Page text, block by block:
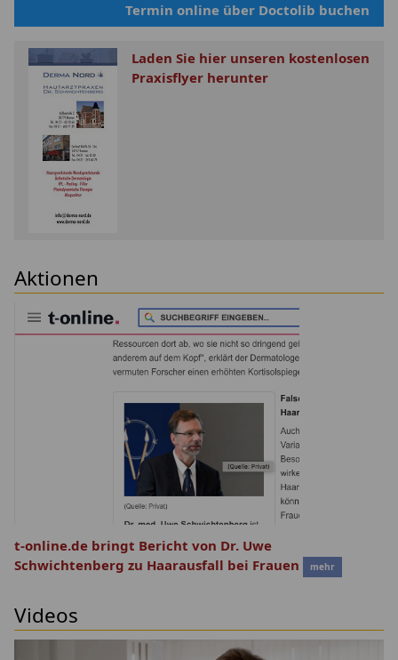
Termin online über Doctolib buchen
Laden Sie hier unseren kostenlosen
Praxisflyer herunter
Aktionen
t-online.de bringt Bericht von Dr. Uwe
Schwichtenberg zu Haarausfall bei Frauen
mehr
Videos